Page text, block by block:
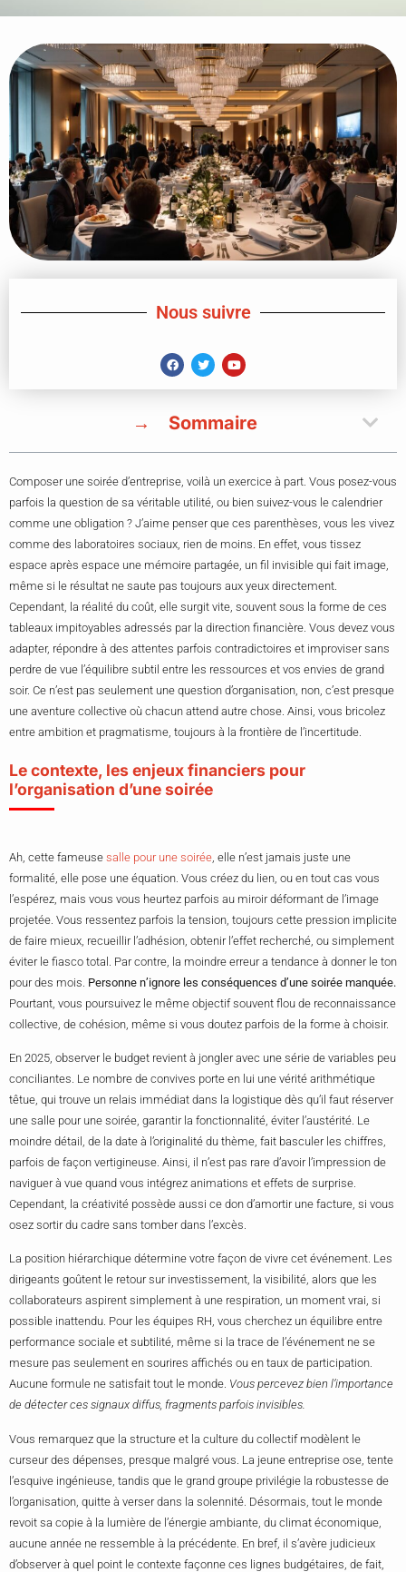
Nous suivre
Sommaire
Composer une soirée d’entreprise, voilà un exercice à part. Vous posez-vous
parfois la question de sa véritable utilité, ou bien suivez-vous le calendrier
comme une obligation ? J’aime penser que ces parenthèses, vous les vivez
comme des laboratoires sociaux, rien de moins. En effet, vous tissez
espace après espace une mémoire partagée, un fil invisible qui fait image,
même si le résultat ne saute pas toujours aux yeux directement.
Cependant, la réalité du coût, elle surgit vite, souvent sous la forme de ces
tableaux impitoyables adressés par la direction financière. Vous devez vous
adapter, répondre à des attentes parfois contradictoires et improviser sans
perdre de vue l’équilibre subtil entre les ressources et vos envies de grand
soir. Ce n’est pas seulement une question d’organisation, non, c’est presque
une aventure collective où chacun attend autre chose. Ainsi, vous bricolez
entre ambition et pragmatisme, toujours à la frontière de l’incertitude.
Le contexte, les enjeux financiers pour
l’organisation d’une soirée
Ah, cette fameuse salle pour une soirée , elle n’est jamais juste une
formalité, elle pose une équation. Vous créez du lien, ou en tout cas vous
l’espérez, mais vous vous heurtez parfois au miroir déformant de l’image
projetée. Vous ressentez parfois la tension, toujours cette pression implicite
de faire mieux, recueillir l’adhésion, obtenir l’effet recherché, ou simplement
éviter le fiasco total. Par contre, la moindre erreur a tendance à donner le ton
pour des mois. Personne n’ignore les conséquences d’une soirée manquée.
Pourtant, vous poursuivez le même objectif souvent flou de reconnaissance
collective, de cohésion, même si vous doutez parfois de la forme à choisir.
En 2025, observer le budget revient à jongler avec une série de variables peu
conciliantes. Le nombre de convives porte en lui une vérité arithmétique
têtue, qui trouve un relais immédiat dans la logistique dès qu’il faut réserver
une salle pour une soirée, garantir la fonctionnalité, éviter l’austérité. Le
moindre détail, de la date à l’originalité du thème, fait basculer les chiffres,
parfois de façon vertigineuse. Ainsi, il n’est pas rare d’avoir l’impression de
naviguer à vue quand vous intégrez animations et effets de surprise.
Cependant, la créativité possède aussi ce don d’amortir une facture, si vous
osez sortir du cadre sans tomber dans l’excès.
La position hiérarchique détermine votre façon de vivre cet événement. Les
dirigeants goûtent le retour sur investissement, la visibilité, alors que les
collaborateurs aspirent simplement à une respiration, un moment vrai, si
possible inattendu. Pour les équipes RH, vous cherchez un équilibre entre
performance sociale et subtilité, même si la trace de l’événement ne se
mesure pas seulement en sourires affichés ou en taux de participation.
Aucune formule ne satisfait tout le monde. Vous percevez bien l’importance
de détecter ces signaux diffus, fragments parfois invisibles.
Vous remarquez que la structure et la culture du collectif modèlent le
curseur des dépenses, presque malgré vous. La jeune entreprise ose, tente
l’esquive ingénieuse, tandis que le grand groupe privilégie la robustesse de
l’organisation, quitte à verser dans la solennité. Désormais, tout le monde
revoit sa copie à la lumière de l’énergie ambiante, du climat économique,
aucune année ne ressemble à la précédente. En bref, il s’avère judicieux
d’observer à quel point le contexte façonne ces lignes budgétaires, de fait,